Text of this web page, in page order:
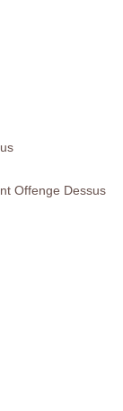
Offenge Dessus